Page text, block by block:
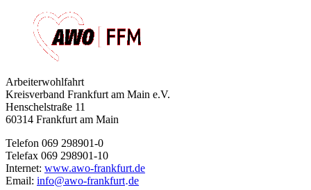
Arbeiterwohlfahrt
Kreisverband Frankfurt am Main e.V.
Henschelstraße 11
60314 Frankfurt am Main
Telefon 069 298901-0
Telefax 069 298901-10
Internet: www.awo-frankfurt.de
Email: info@awo-frankfurt·de